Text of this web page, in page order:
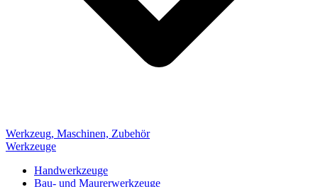
Werkzeug, Maschinen, Zubehör
Werkzeuge
Handwerkzeuge
Bau- und Maurerwerkzeuge